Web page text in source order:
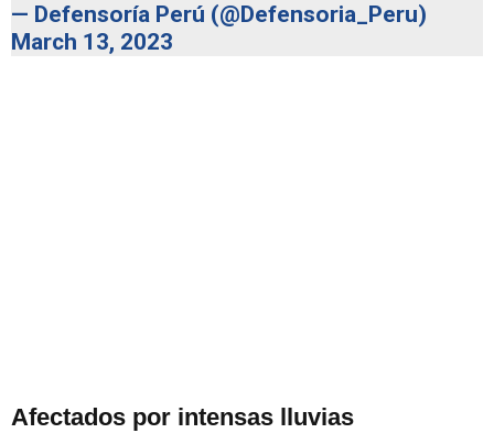
— Defensoría Perú (@Defensoria_Peru)
March 13, 2023
Afectados por intensas lluvias